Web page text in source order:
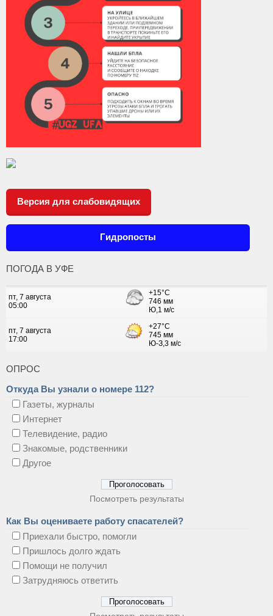
Версия для слабовидящих
Гидропосты
ПОГОДА В УФЕ
ОПРОС
Откуда Вы узнали о номере 112?
Газеты, журналы
Интернет
Телевидение, радио
Знакомые, родственники
Другое
Посмотреть результаты
Как Вы оцениваете работу спасателей?
Приехали быстро, помогли
Пришлось долго ждать
Помощи не получил
Затрудняюсь ответить